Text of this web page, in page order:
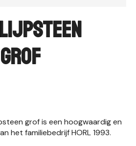
grof is een hoogwaardig en
het familiebedrijf HORL 1993.